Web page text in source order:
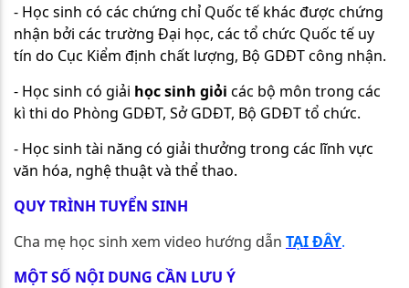
- Học sinh có các chứng chỉ Quốc tế khác được chứng
nhận bởi các trường Đại học, các tổ chức Quốc tế uy
tín do Cục Kiểm định chất lượng, Bộ GDĐT công nhận.
- Học sinh có giải học sinh giỏi các bộ môn trong các
kì thi do Phòng GDĐT, Sở GDĐT, Bộ GDĐT tổ chức.
- Học sinh tài năng có giải thưởng trong các lĩnh vực
văn hóa, nghệ thuật và thể thao.
QUY TRÌNH TUYỂN SINH
Cha mẹ học sinh xem video hướng dẫn TẠI ĐÂY.
MỘT SỐ NỘI DUNG CẦN LƯU Ý